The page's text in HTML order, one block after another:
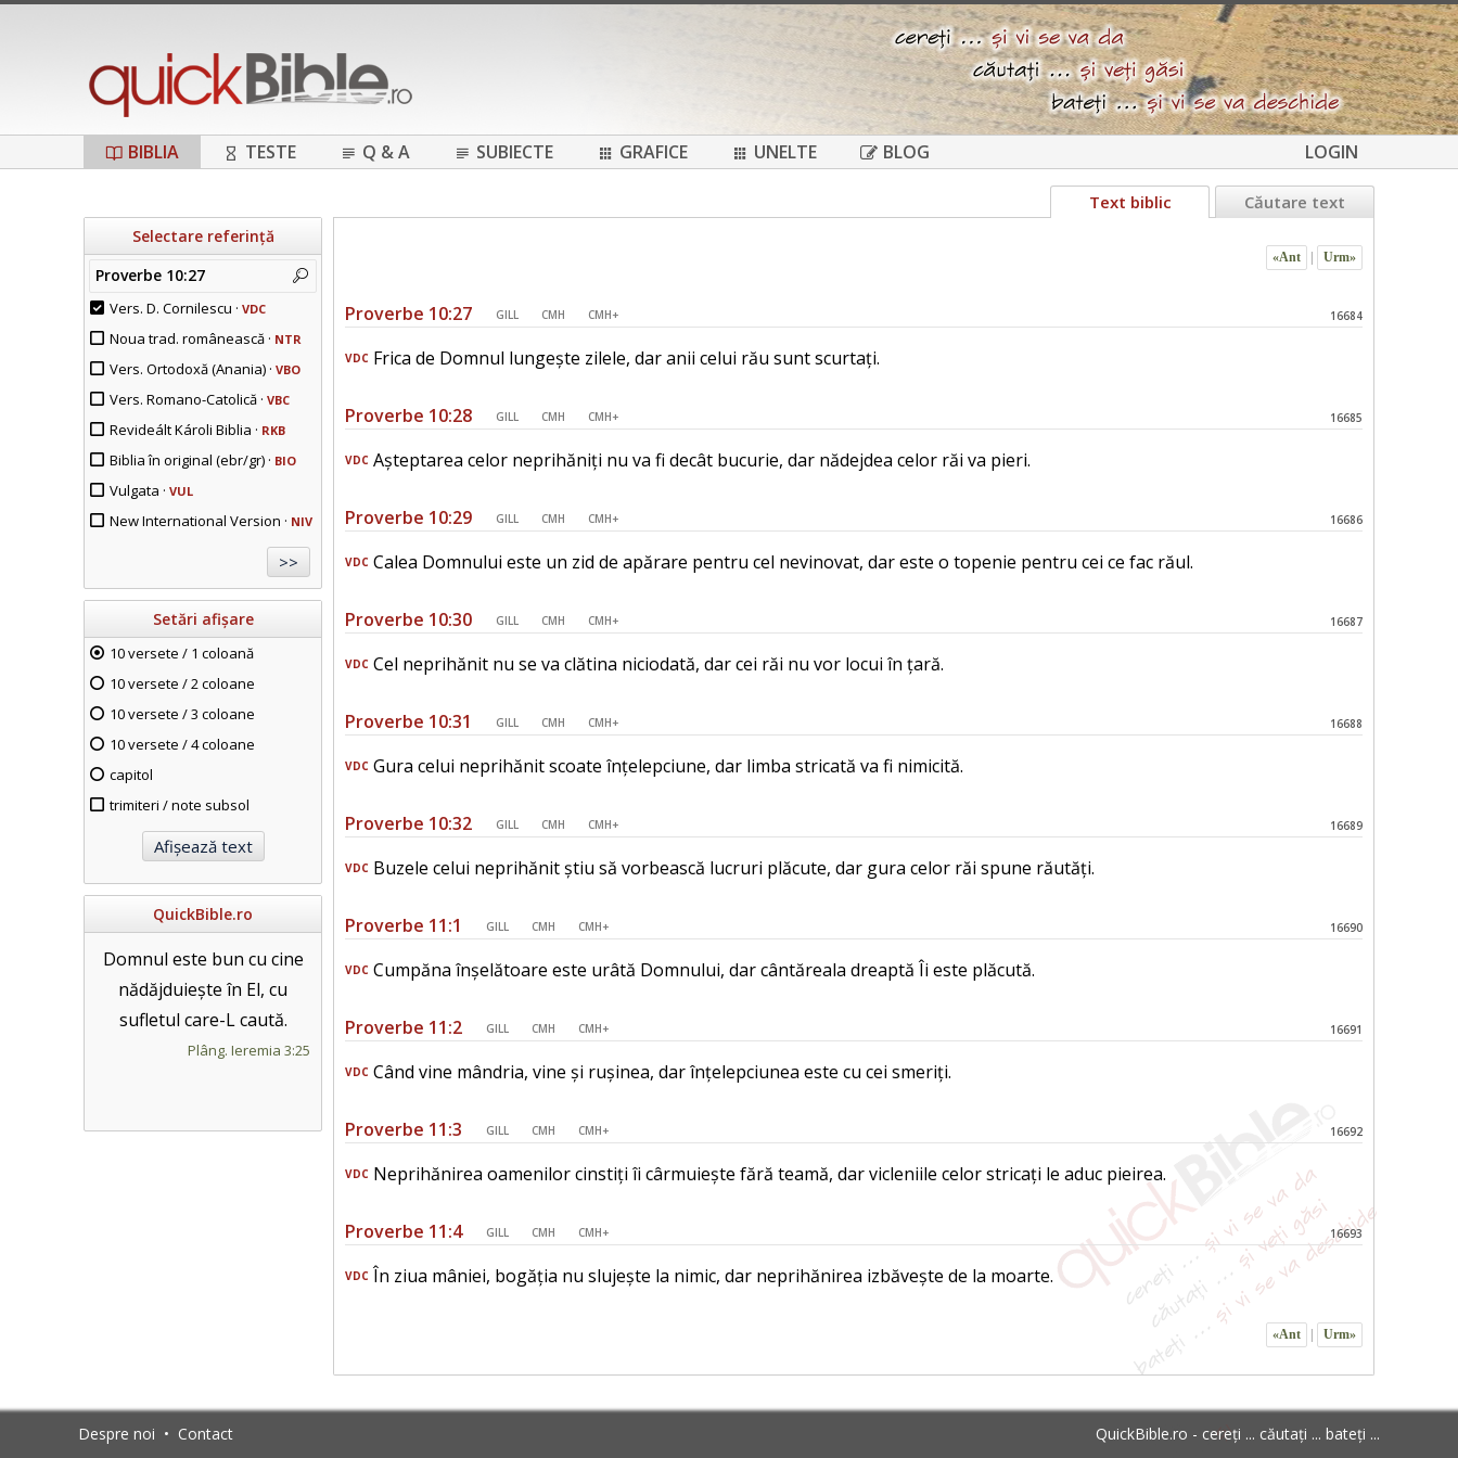
BIBLIA TESTE Q & A SUBIECTE GRAFICE UNELTE BLOG LOGIN
Selectare referință
Proverbe 10:27
Vers. D. Cornilescu · VDC
Noua trad. românească · NTR
Vers. Ortodoxă (Anania) · VBO
Vers. Romano-Catolică · VBC
Revideált Károli Biblia · RKB
Biblia în original (ebr/gr) · BIO
Vulgata · VUL
New International Version · NIV
Setări afișare
10 versete / 1 coloană
10 versete / 2 coloane
10 versete / 3 coloane
10 versete / 4 coloane
capitol
trimiteri / note subsol
QuickBible.ro
Domnul este bun cu cine
nădăjduiește în El, cu
sufletul care-L caută.
Plâng. Ieremia 3:25
Căutare text
Text biblic
«Ant Urm»
Proverbe 10:27 GILL CMH CMH+ 16684
VDC Frica de Domnul lungește zilele, dar anii celui rău sunt scurtați.
Proverbe 10:28 GILL CMH CMH+ 16685
VDC Așteptarea celor neprihăniți nu va fi decât bucurie, dar nădejdea celor răi va pieri.
Proverbe 10:29 GILL CMH CMH+ 16686
VDC Calea Domnului este un zid de apărare pentru cel nevinovat, dar este o topenie pentru cei ce fac răul.
Proverbe 10:30 GILL CMH CMH+ 16687
VDC Cel neprihănit nu se va clătina niciodată, dar cei răi nu vor locui în țară.
Proverbe 10:31 GILL CMH CMH+ 16688
VDC Gura celui neprihănit scoate înțelepciune, dar limba stricată va fi nimicită.
Proverbe 10:32 GILL CMH CMH+ 16689
VDC Buzele celui neprihănit știu să vorbească lucruri plăcute, dar gura celor răi spune răutăți.
Proverbe 11:1 GILL CMH CMH+ 16690
VDC Cumpăna înșelătoare este urâtă Domnului, dar cântăreala dreaptă Îi este plăcută.
Proverbe 11:2 GILL CMH CMH+ 16691
VDC Când vine mândria, vine și rușinea, dar înțelepciunea este cu cei smeriți.
Proverbe 11:3 GILL CMH CMH+ 16692
VDC Neprihănirea oamenilor cinstiți îi cârmuiește fără teamă, dar vicleniile celor stricați le aduc pieirea.
Proverbe 11:4 GILL CMH CMH+ 16693
VDC În ziua mâniei, bogăția nu slujește la nimic, dar neprihănirea izbăvește de la moarte.
«Ant Urm»
Despre noi • Contact QuickBible.ro - cereți ... căutați ... bateți ...